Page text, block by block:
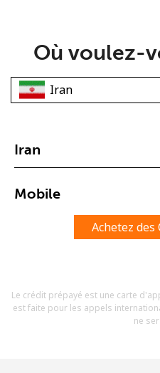
Une lettre majuscule et
Un caractère spécial
Où voulez-
Iran
Mobile
Achetez des
Le crédit prépayé est une carte
est faite pour les appels
ne